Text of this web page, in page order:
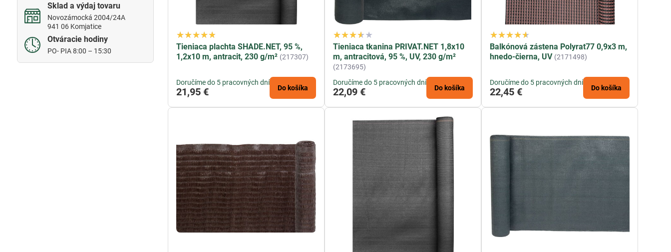
Tieniaca plachta SHADE.NET, 95 %,
1,2x10 m, antracit, 230 g/m² (217307)
Doručíme do 5 pracovných dní
21,95 € Do košíka
Tieniaca tkanina PRIVAT.NET 1,8x10
m, antracitová, 95 %, UV, 230 g/m²
(2173695)
Doručíme do 5 pracovných dní
22,09 € Do košíka
Balkónová zástena Polyrat77 0,9x3 m,
hnedo-čierna, UV (2171498)
Doručíme do 5 pracovných dní
22,45 € Do košíka
Sklad a výdaj tovaru
Novozámocká 2004/24A
941 06 Komjatice
Otváracie hodiny
PO- PIA 8:00 – 15:30